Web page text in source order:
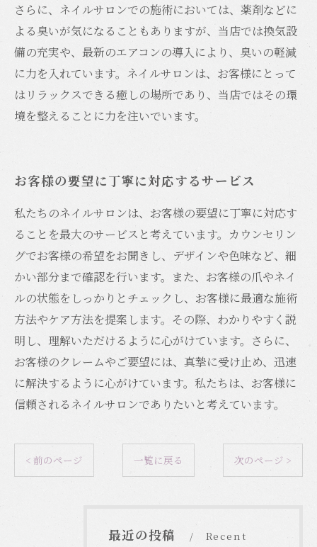
さらに、ネイルサロンでの施術においては、薬剤などに
よる臭いが気になることもありますが、当店では換気設
備の充実や、最新のエアコンの導入により、臭いの軽減
に力を入れています。ネイルサロンは、お客様にとって
はリラックスできる癒しの場所であり、当店ではその環
境を整えることに力を注いでいます。
お客様の要望に丁寧に対応するサービス
私たちのネイルサロンは、お客様の要望に丁寧に対応す
ることを最大のサービスと考えています。カウンセリン
グでお客様の希望をお聞きし、デザインや色味など、細
かい部分まで確認を行います。また、お客様の爪やネイ
ルの状態をしっかりとチェックし、お客様に最適な施術
方法やケア方法を提案します。その際、わかりやすく説
明し、理解いただけるように心がけています。さらに、
お客様のクレームやご要望には、真摯に受け止め、迅速
に解決するように心がけています。私たちは、お客様に
信頼されるネイルサロンでありたいと考えています。
< 前のページ 一覧に戻る 次のページ >
最近の投稿
Recent